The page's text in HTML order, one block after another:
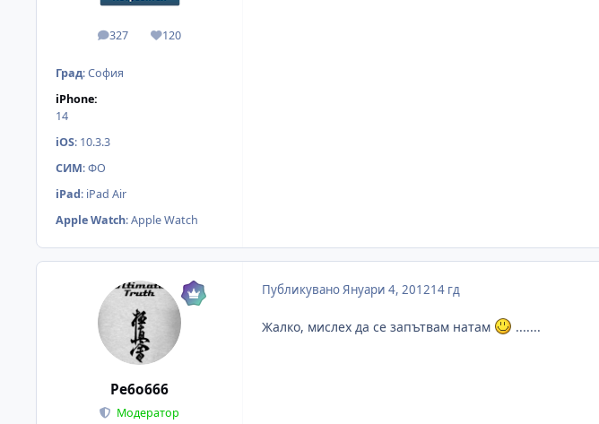
327
мнения 120
Reputation
Град:София
iPhone:
14
iOS: 10.3.3
СИМ:ФО
iPad: iPad Air
Apple Watch:Apple Watch
Pe6o666
Модератор
ПубликуваноЯнуари 4, 201214 гд
Жалко, мислех да се запътвам натам .......